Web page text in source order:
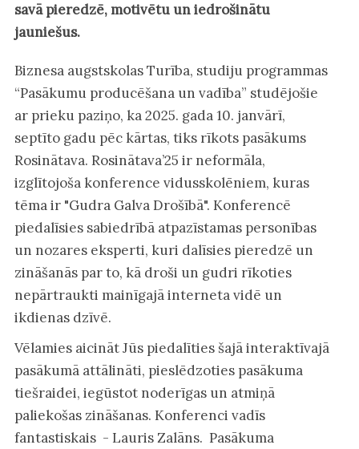
savā pieredzē, motivētu un iedrošinātu
jauniešus.
Biznesa augstskolas Turība, studiju programmas
“Pasākumu producēšana un vadība” studējošie
ar prieku paziņo, ka 2025. gada 10. janvārī,
septīto gadu pēc kārtas, tiks rīkots pasākums
Rosinātava. Rosinātava’25 ir neformāla,
izglītojoša konference vidusskolēniem, kuras
tēma ir "Gudra Galva Drošībā". Konferencē
piedalīsies sabiedrībā atpazīstamas personības
un nozares eksperti, kuri dalīsies pieredzē un
zināšanās par to, kā droši un gudri rīkoties
nepārtraukti mainīgajā interneta vidē un
ikdienas dzīvē.
Vēlamies aicināt Jūs piedalīties šajā interaktīvajā
pasākumā attālināti, pieslēdzoties pasākuma
tiešraidei, iegūstot noderīgas un atmiņā
paliekošas zināšanas. Konferenci vadīs
fantastiskais - Lauris Zalāns. Pasākuma